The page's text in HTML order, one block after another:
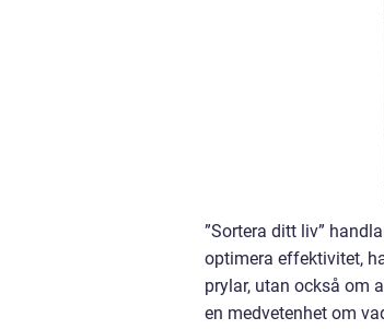
”Sortera ditt liv”
optimera effektivitet,
prylar, utan också om
en medvetenhet om